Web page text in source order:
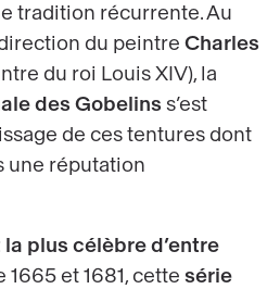
tradition récurrente. Au
du peintre Charles
du roi Louis XIV), la
des Gobelins s’est
de ces tentures dont
une réputation
la plus célèbre d’entre
1665 et 1681, cette série